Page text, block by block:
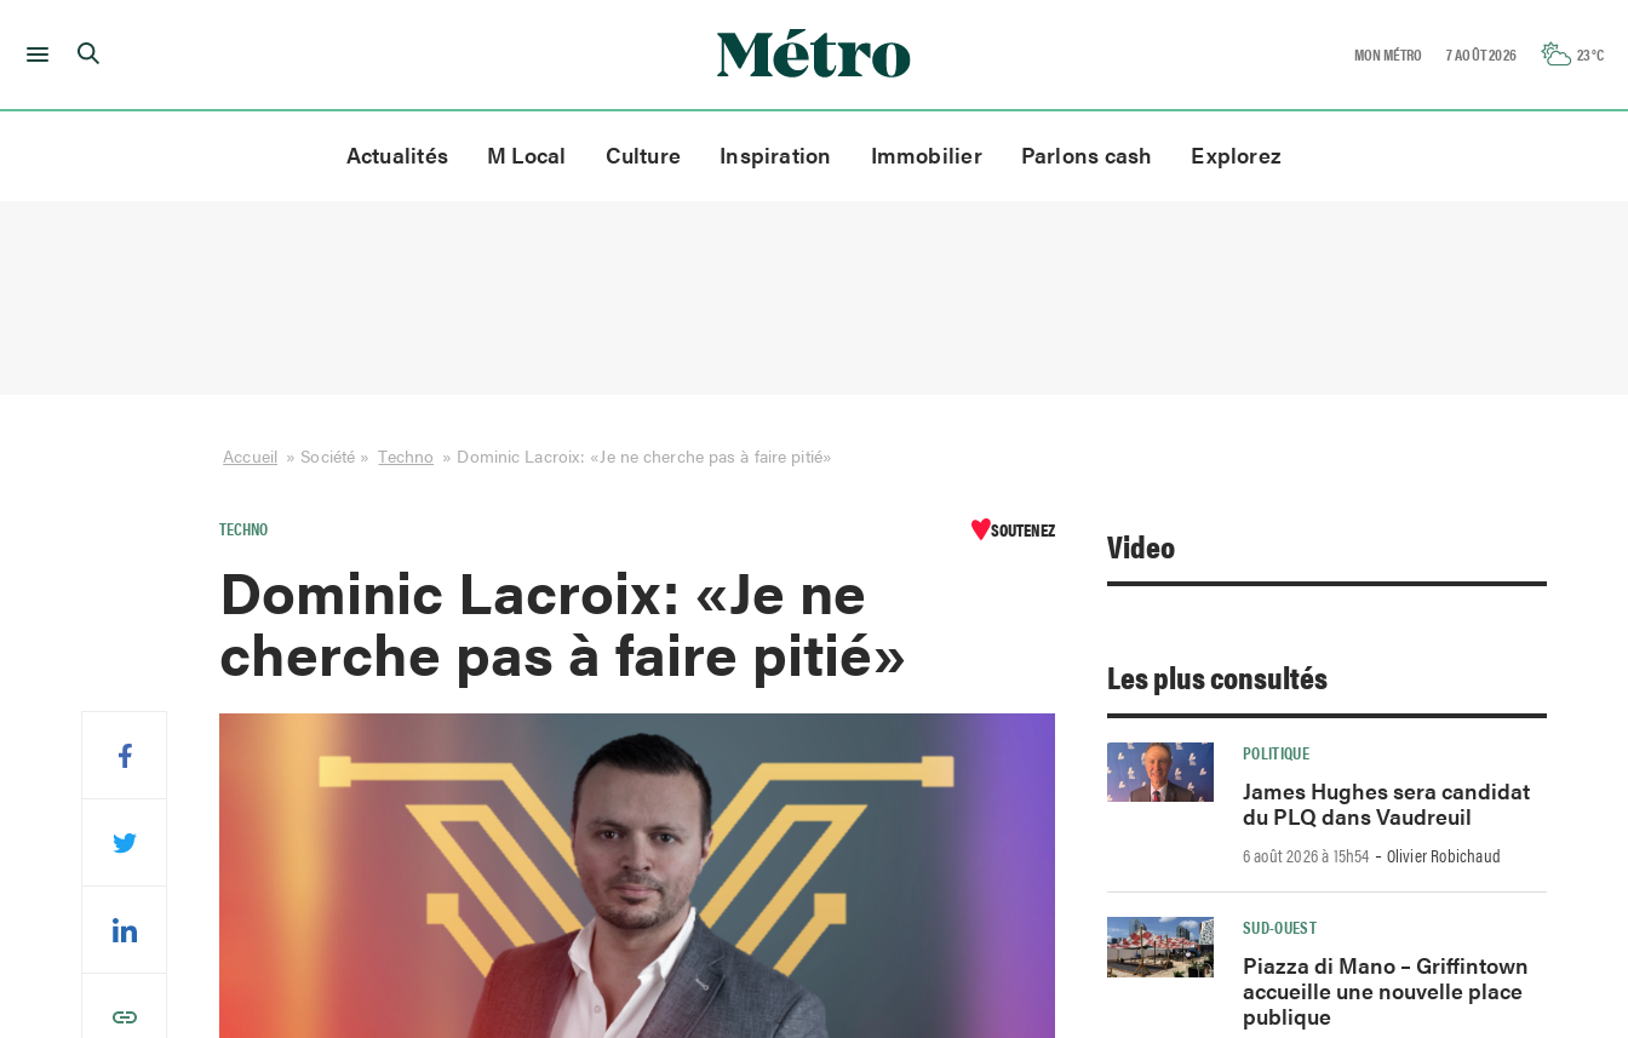
Skip
MON MÉTRO 7 AOÛT 2026 23°C
Actualités M Local Culture Inspiration Immobilier Parlons cash Explorez
Accueil » Société » Techno » Dominic Lacroix: «Je ne cherche pas à faire pitié»
TECHNO SOUTENEZ
Dominic Lacroix: «Je ne
cherche pas à faire pitié»
Video
Les plus consultés
POLITIQUE
James Hughes sera candidat
du PLQ dans Vaudreuil
6 août 2026 à 15h54 -Olivier Robichaud
SUD-OUEST
Piazza di Mano – Griffintown
accueille une nouvelle place
publique